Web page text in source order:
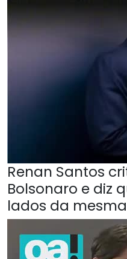
Renan Santos
Bolsonaro e diz
lados da